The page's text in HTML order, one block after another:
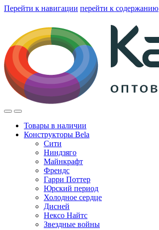
Перейти к навигации перейти к содержанию
Товары в наличии
Конструкторы Bela
Сити
Ниндзяго
Майнкрафт
Френдс
Гарри Поттер
Юрский период
Холодное сердце
Дисней
Нексо Найтс
Звездные войны